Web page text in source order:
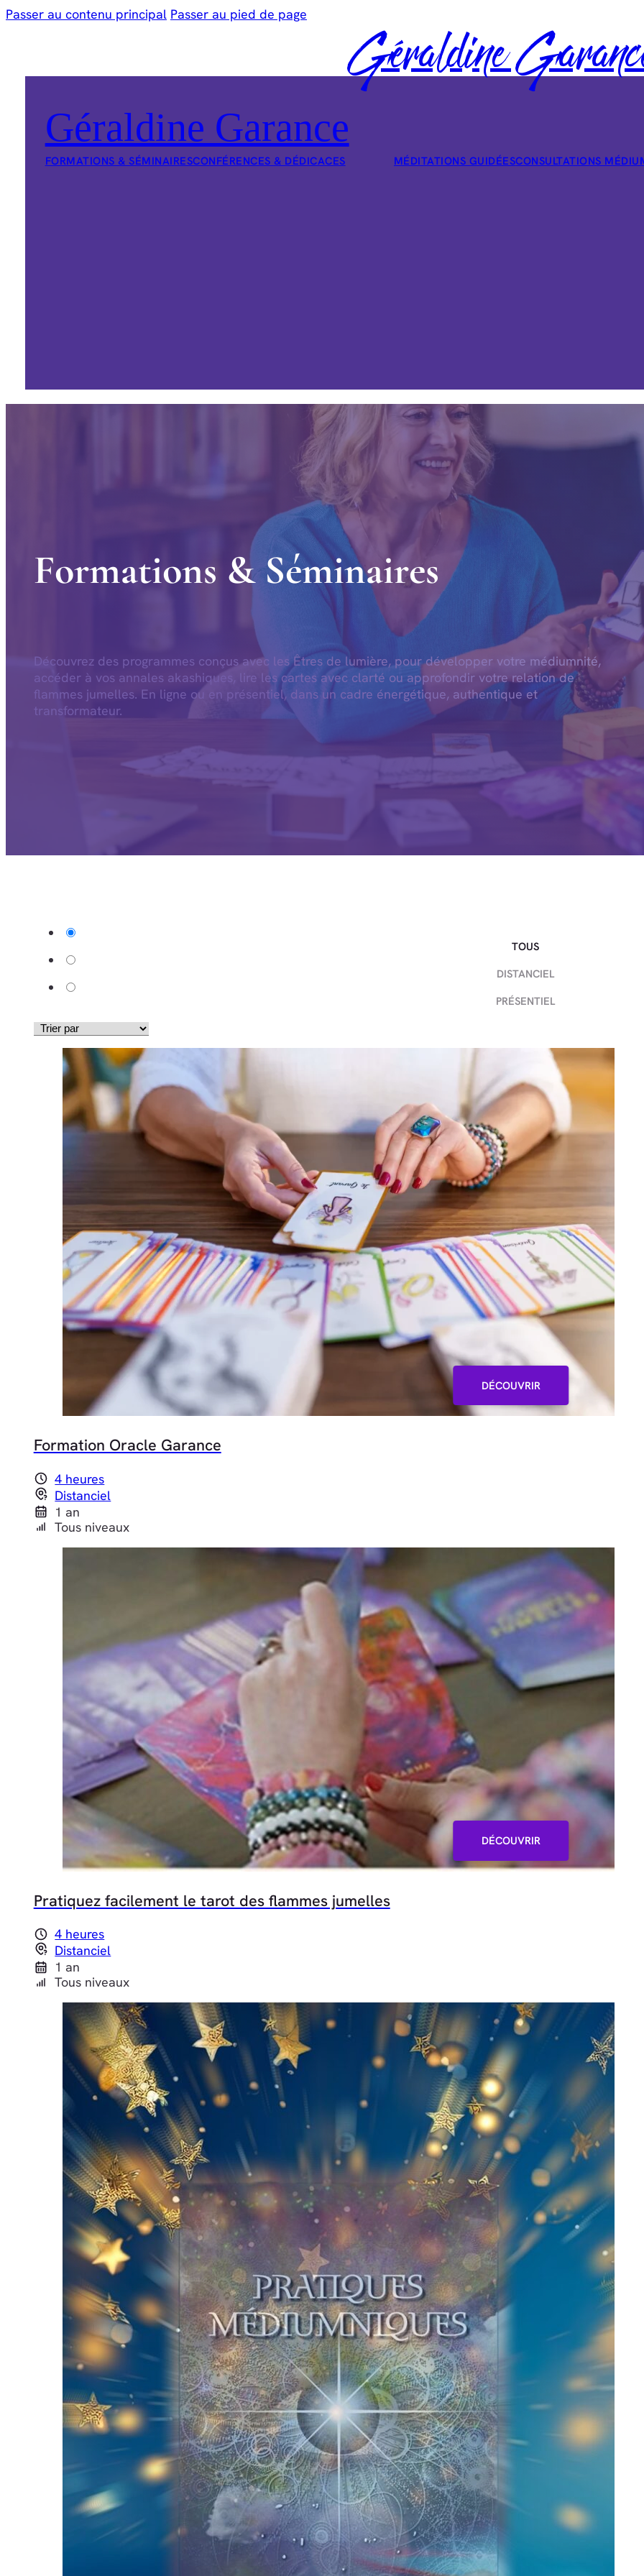
Passer au contenu principal Passer au pied de page
Géraldine
Géraldine Garance
FORMATIONS & SÉMINAIRESCONFÉRENCES & DÉDICACES MÉDITATIONS GUIDÉESCONSULTATIONS
Formations & Séminaires
Découvrez des programmes conçus avec les Êtres de lumière, pour développer votre médiumnité,
accéder à vos annales akashiques, lire les cartes avec clarté ou approfondir votre relation de
flammes jumelles. En ligne ou en présentiel, dans un cadre énergétique, authentique et
transformateur.
TOUS
DISTANCIEL
PRÉSENTIEL
DÉCOUVRIR
Formation Oracle Garance
4 heures
Distanciel
1 an
Tous niveaux
DÉCOUVRIR
Pratiquez facilement le tarot des flammes jumelles
4 heures
Distanciel
1 an
Tous niveaux